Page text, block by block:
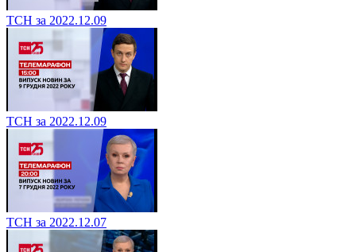
ТСН за 2022.12.09
ТСН за 2022.12.09
ТСН за 2022.12.07